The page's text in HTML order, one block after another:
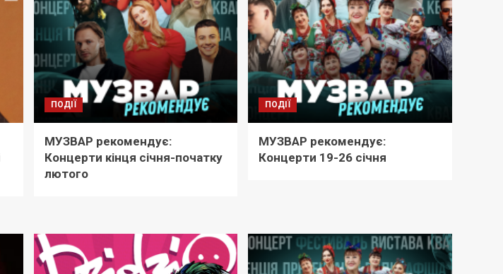
ПОДІЇ
МУЗВАР рекомендує:
Концерти кінця січня-початку
лютого
ПОДІЇ
МУЗВАР рекомендує:
Концерти 19-26 січня